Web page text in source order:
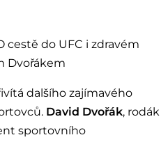
cestě do UFC i zdravém
Dvořákem
dalšího zajímavého
David Dvořák, rodák
sportovního